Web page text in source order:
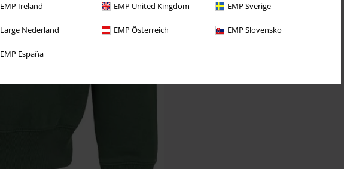
EMP Ireland EMP United Kingdom EMP Sverige
Large Nederland EMP Österreich EMP Slovensko
EMP España